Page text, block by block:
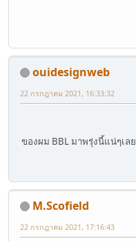
ouidesignweb
22 กรกฎาคม 2021, 16:33:32
ของผม BBL มาพรุ่งนี้แน่ๆเลย
M.Scofield
22 กรกฎาคม 2021, 17:16:43